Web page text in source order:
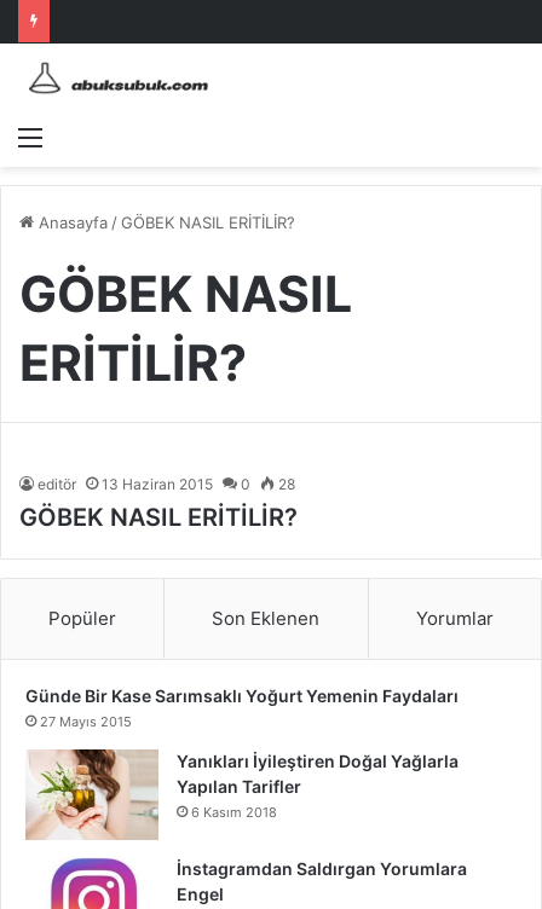
Menü
Anasayfa /GÖBEK NASIL ERİTİLİR?
GÖBEK NASIL
ERİTİLİR?
editör 13 Haziran 2015 0 28
GÖBEK NASIL ERİTİLİR?
Popüler Son Eklenen Yorumlar
Günde Bir Kase Sarımsaklı Yoğurt Yemenin Faydaları
27 Mayıs 2015
Yanıkları İyileştiren Doğal Yağlarla
Yapılan Tarifler
6 Kasım 2018
İnstagramdan Saldırgan Yorumlara
Engel